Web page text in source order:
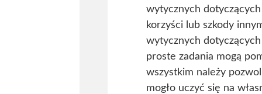
wytycznych
korzyści lub szkody
wytycznych
proste zadania mogą
wszystkim należy
mogło uczyć się na